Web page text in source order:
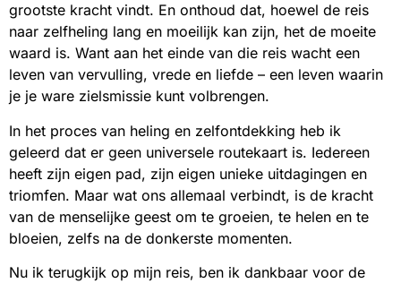
grootste kracht vindt. En onthoud dat, hoewel de reis
naar zelfheling lang en moeilijk kan zijn, het de moeite
waard is. Want aan het einde van die reis wacht een
leven van vervulling, vrede en liefde – een leven waarin
je je ware zielsmissie kunt volbrengen.
In het proces van heling en zelfontdekking heb ik
geleerd dat er geen universele routekaart is. Iedereen
heeft zijn eigen pad, zijn eigen unieke uitdagingen en
triomfen. Maar wat ons allemaal verbindt, is de kracht
van de menselijke geest om te groeien, te helen en te
bloeien, zelfs na de donkerste momenten.
Nu ik terugkijk op mijn reis, ben ik dankbaar voor de